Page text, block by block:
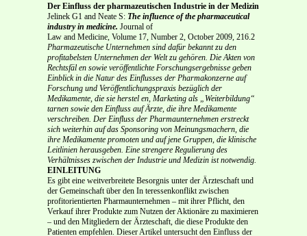
Der Einfluss der pharmazeutischen Industrie in der Medizin
Jelinek G1 and Neate S: The influence of the pharmaceutical
industry in medicine. Journal of
Law and Medicine, Volume 17, Number 2, October 2009, 216.2
Pharmazeutische Unternehmen sind dafür bekannt zu den
profitabelsten Unternehmen der Welt zu gehören. Die Akten von
Rechtsfäl en sowie veröffentlichte Forschungser­gebnisse geben
Einblick in die Natur des Einflusses der Pharmakonzerne auf
For­schung und Veröffentlichungspraxis bezüglich der
Medikamente, die sie herstel en, Marketing als „Weiterbildung“
tarnen sowie den Einfluss auf Ärzte, die ihre Medikamen­te
verschreiben. Der Einfluss der Pharmaunternehmen erstreckt
sich weiterhin auf das Sponsoring von Meinungsmachern, die
ihre Medikamente promoten und auf jene Grup­pen, die klinische
Leitlinien herausgeben. Eine strengere Regulierung des
Verhältnis­ses zwischen der Industrie und Medizin ist notwendig.
EINLEITUNG
Es gibt eine weitverbreitete Besorgnis unter der Ärzteschaft und
der Gemeinschaft über den In­ teressenkonflikt zwischen
profitorientierten Pharmaunternehmen – mit ihrer Pflicht, den
Verkauf ihrer Produkte zum Nutzen der Aktionäre zu maximieren
– und den Mitgliedern der Ärzteschaft, die diese Produkte den
Patienten empfehlen. Dieser Artikel untersucht den Einfluss der